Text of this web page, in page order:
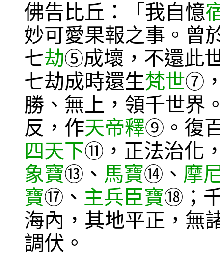
佛告比丘：「我自憶
妙可愛果報之事。曾
七劫⑤成壞，不還此
七劫成時還生梵世⑦
勝、無上，領千世界
反，作天帝釋⑨ 。復
四天下⑪ ，正法治化
象寶⑬ 、 馬寶⑭ 、 摩
寶⑰ 、 主兵臣寶⑱ ；
海內，其地平正，無
調伏。